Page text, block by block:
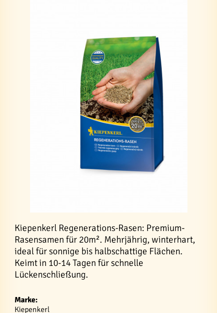
Kiepenkerl Regenerations-Rasen: Premium-
Rasensamen für 20m². Mehrjährig, winterhart,
ideal für sonnige bis halbschattige Flächen.
Keimt in 10-14 Tagen für schnelle
Lückenschließung.
Marke:
Kiepenkerl